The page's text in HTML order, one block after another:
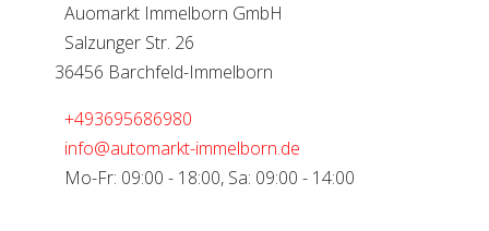
Auomarkt Immelborn GmbH
Salzunger Str. 26
36456 Barchfeld-Immelborn
+493695686980
info@automarkt-immelborn.de
Mo-Fr: 09:00 - 18:00, Sa: 09:00 - 14:00